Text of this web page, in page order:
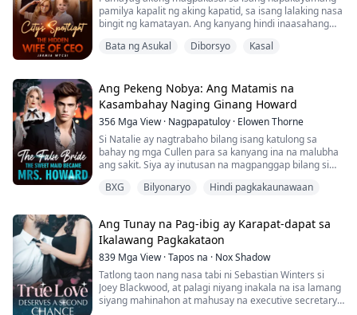
pamilya kapalit ng aking kapatid, sa isang lalaking nasa
bingit ng kamatayan. Ang kanyang hindi inaasahang
malaman niyang matagumpay akong nabuntis sa
surgical abortion o medical abortion?"
Apat na t...
Bata ng Asukal Diborsyo Kasal
Ang Pekeng Nobya: Ang Matamis na
Kasambahay Naging Ginang Howard
356 Mga View· Nagpapatuloy · Elowen Thorne
Si Natalie ay nagtrabaho bilang isang katulong sa
bahay ng mga Cullen para sa kanyang ina na malubha
ang sakit. Siya ay inutusan na magpanggap bilang si
fiancé ni Miss Cullen, si Adrian Howard, at kahit na
sa kanya, ngunit kapag bumalik si Natalie sa ka...
BXG Bilyonaryo Hindi pagkakaunawaan
Ang Tunay na Pag-ibig ay Karapat-dapat sa
Ikalawang Pagkakataon
839 Mga View·Tapos na · Nox Shadow
Tatlong taon nang nasa tabi ni Sebastian Winters si
Joey Blackwood, at palagi niyang inakala na isa lamang
siyang mahinahon at mahusay na executive secretary.